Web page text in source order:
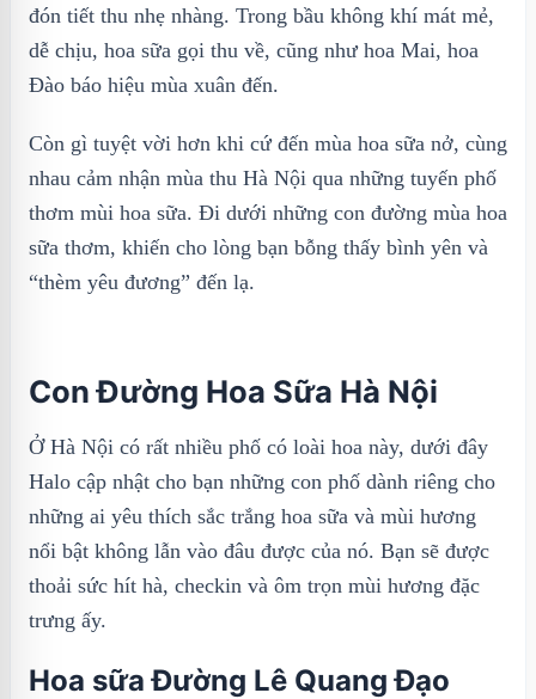
đón tiết thu nhẹ nhàng. Trong bầu không khí mát mẻ,
dễ chịu, hoa sữa gọi thu về, cũng như hoa Mai, hoa
Đào báo hiệu mùa xuân đến.
Còn gì tuyệt vời hơn khi cứ đến mùa hoa sữa nở, cùng
nhau cảm nhận mùa thu Hà Nội qua những tuyến phố
thơm mùi hoa sữa. Đi dưới những con đường mùa hoa
sữa thơm, khiến cho lòng bạn bỗng thấy bình yên và
“thèm yêu đương” đến lạ.
Con Đường Hoa Sữa Hà Nội
Ở Hà Nội có rất nhiều phố có loài hoa này, dưới đây
Halo cập nhật cho bạn những con phố dành riêng cho
những ai yêu thích sắc trắng hoa sữa và mùi hương
nổi bật không lẫn vào đâu được của nó. Bạn sẽ được
thoải sức hít hà, checkin và ôm trọn mùi hương đặc
trưng ấy.
Hoa sữa Đường Lê Quang Đạo